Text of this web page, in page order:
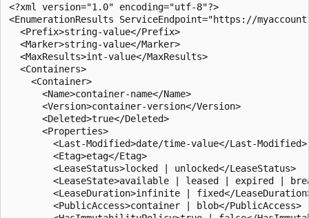
<?xml version="1.0" encoding="utf-8"?>
<EnumerationResults ServiceEndpoint="https://
  <Prefix>string-value</Prefix>
  <Marker>string-value</Marker>
  <MaxResults>int-value</MaxResults>
  <Containers>
    <Container>
      <Name>container-name</Name>
      <Version>container-version</Version>
      <Deleted>true</Deleted>
      <Properties>
<Last-Modified>date/time-value</Last-
        <Etag>etag</Etag>
        <LeaseStatus>locked | unlocked</LeaseStatus>
<LeaseState>available | leased | expired |
<LeaseDuration>infinite | fixed</
        <PublicAccess>container | blob</PublicAccess>